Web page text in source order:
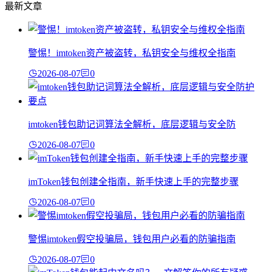
最新文章
警惕！imtoken资产被盗转，私钥安全与维权全指南
2026-08-07 0
imtoken钱包助记词算法全解析，底层逻辑与安全防
2026-08-07 0
imToken钱包创建全指南，新手快速上手的完整步骤
2026-08-07 0
警惕imtoken假空投骗局，钱包用户必看的防骗指南
2026-08-07 0